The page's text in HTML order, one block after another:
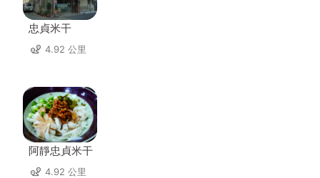
忠貞米干
4.92 公里
阿靜忠貞米干
4.92 公里